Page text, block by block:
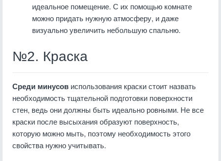
идеальное помещение. С их помощью комнате
можно придать нужную атмосферу, и даже
визуально увеличить небольшую спальню.
№2. Краска
Среди минусов использования краски стоит назвать
необходимость тщательной подготовки поверхности
стен, ведь они должны быть идеально ровными. Не все
краски после высыхания образуют поверхность,
которую можно мыть, поэтому необходимость этого
свойства нужно учитывать.